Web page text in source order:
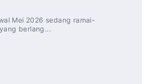
Mei 2026 sedang ramai-
berlang...